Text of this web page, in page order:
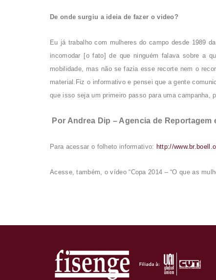
De onde surgiu a ideia de fazer o video?
Eu já trabalho com mulheres do campo desde 1989
incomodar [o fato] de que ninguém falava sobre a
mobilidade, mas não se fazia esse recorte nem o
material.Fiz o informativo e pensei que a gente
que isso seja um primeiro passo para uma campanha,
Por Andrea Dip – Agencia de
Para acessar o folheto informativo: http://
Acesse, também, o vídeo “Copa 2014 – “O que as